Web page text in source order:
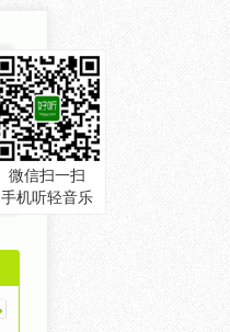
微信扫一扫
手机听轻音乐